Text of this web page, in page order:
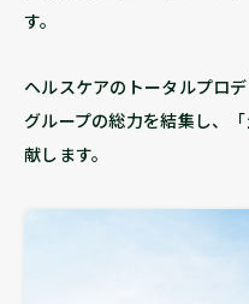
す。
ヘルスケアのトータルプロデ
グループの総力を結集し、
献します。